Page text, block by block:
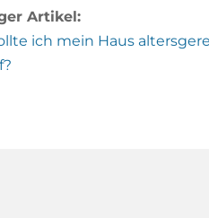
Artikel:
ich mein Haus